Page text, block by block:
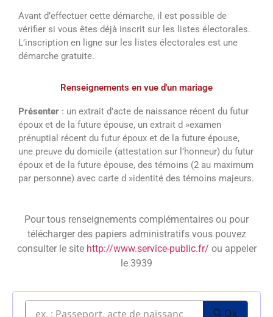
Avant d’effectuer cette démarche, il est possible de
vérifier si vous êtes déjà inscrit sur les listes électorales.
L’inscription en ligne sur les listes électorales est une
démarche gratuite.
Renseignements en vue d'un mariage
Présenter : un extrait d’acte de naissance récent du futur
époux et de la future épouse, un extrait d »examen
prénuptial récent du futur époux et de la future épouse,
une preuve du domicile (attestation sur l’honneur) du futur
époux et de la future épouse, des témoins (2 au maximum
par personne) avec carte d »identité des témoins majeurs.
Pour tous renseignements complémentaires ou pour
télécharger des papiers administratifs vous pouvez
consulter le site http://www.service-public.fr/ ou appeler
le 3939
Ok